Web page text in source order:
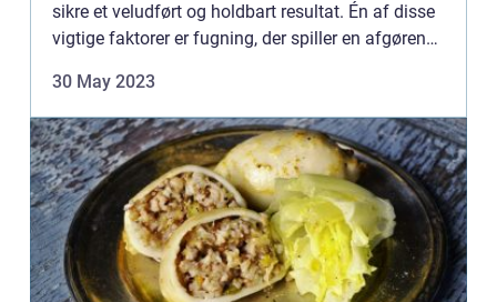
sikre et veludført og holdbart resultat. Én af disse
vigtige faktorer er fugning, der spiller en afgørende
30 May 2023